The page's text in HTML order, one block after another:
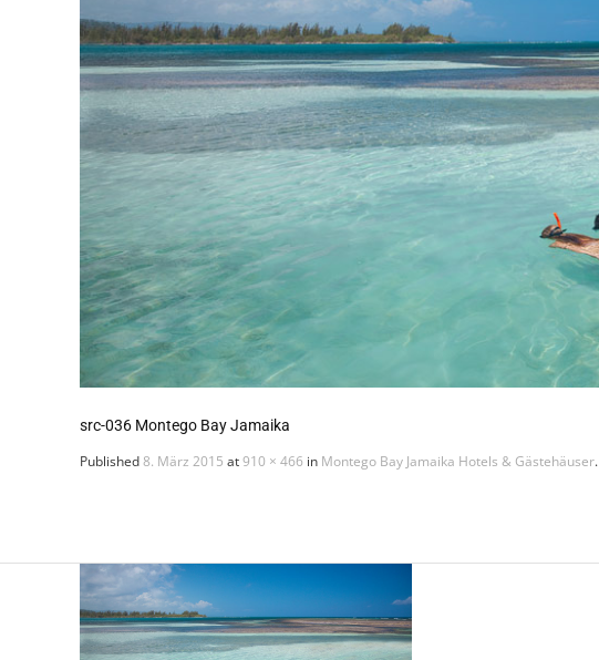
src-036 Montego Bay Jamaika
Published8. März 2015 at910 × 466 in Montego Bay Jamaika Hotels & Gästehäuser.